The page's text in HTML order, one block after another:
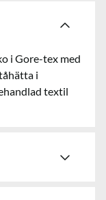
i Gore-tex med
i
textil